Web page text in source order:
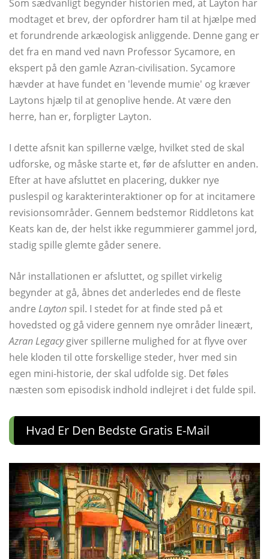
Som sædvanligt begynder historien med, at Layton har
modtaget et brev, der opfordrer ham til at hjælpe med
et forundrende arkæologisk anliggende. Denne gang er
det fra en mand ved navn Professor Sycamore, en
ekspert på den gamle Azran-civilisation. Sycamore
hævder at have fundet en 'levende mumie' og kræver
Laytons hjælp til at genoplive hende. At være den
herre, han er, forpligter Layton.
I dette afsnit kan spillerne vælge, hvilket sted de skal
udforske, og måske starte et, før de afslutter en anden.
Efter at have afsluttet en placering, dukker nye
puslespil og karakterinteraktioner op for at incitamere
revisionsområder. Gennem bedstemor Riddletons kat
Keats kan de, der helst ikke regummierer gammel jord,
stadig spille glemte gåder senere.
Når installationen er afsluttet, og spillet virkelig
begynder at gå, åbnes det anderledes end de fleste
andre Layton spil. I stedet for at finde sted på et
hovedsted og gå videre gennem nye områder lineært,
Azran Legacygiver spillerne mulighed for at flyve over
hele kloden til otte forskellige steder, hver med sin
egen mini-historie, der skal udfolde sig. Det føles
næsten som episodisk indhold indlejret i det fulde spil.
Hvad Er Den Bedste Gratis E-Mail